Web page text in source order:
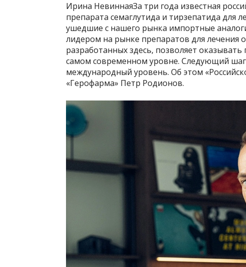
Ирина НевиннаяЗа три года известная
препарата семаглутида и тирзепатида для
ушедшие с нашего рынка импортные
лидером на рынке препаратов для лечения
разработанных здесь, позволяет
самом современном уровне. Следующий
международный уровень. Об этом
«Герофарма» Петр Родионов.